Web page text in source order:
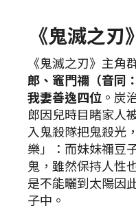
《鬼滅之
《鬼滅之刃》主角
郎、竈門禰（音同
我妻善逸四位 。炭
郎因兒時目睹家人
入鬼殺隊把鬼殺光
樂」：而妹妹禰豆
鬼，雖然保持人性
是不能曬到太陽因
子中。